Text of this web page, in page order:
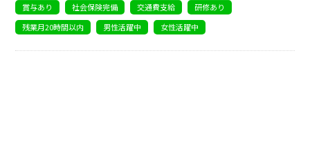
賞与あり 社会保険完備 交通費支給
研修あり
残業月20時間以内
男性活躍中 女性活躍中